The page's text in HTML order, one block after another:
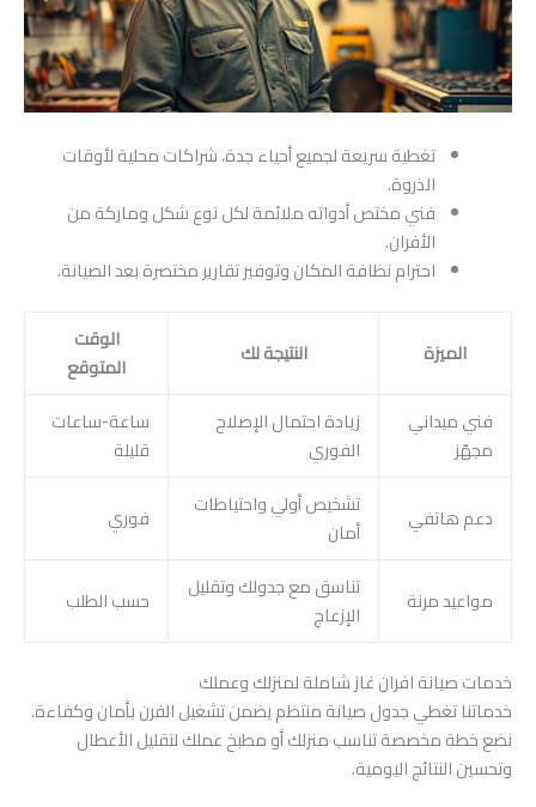
تغطية سريعة لجميع أحياء جدة، شراكات محلية لأوقات
الذروة.
فني مختص أدواته ملائمة لكل نوع شكل وماركة من
الأفران.
احترام نظافة المكان وتوفير تقارير مختصرة بعد الصيانة.
الميزة النتيجة لك
الوقت
المتوقع
فني ميداني
مجهّز
زيادة احتمال الإصلاح
الفوري
ساعة-ساعات
قليلة
دعم هاتفي
تشخيص أولي واحتياطات
أمان
فوري
مواعيد مرنة
تناسق مع جدولك وتقليل
الإزعاج
حسب الطلب
خدمات صيانة افران غاز شاملة لمنزلك وعملك
خدماتنا تغطي جدول صيانة منتظم يضمن تشغيل الفرن بأمان وكفاءة.
نضع خطة مخصصة تناسب منزلك أو مطبخ عملك لتقليل الأعطال
وتحسين النتائج اليومية.